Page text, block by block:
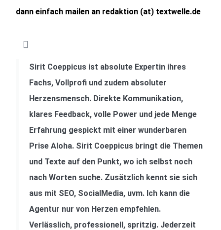
dann einfach mailen an redaktion (at) textwelle.de
Sirit Coeppicus ist absolute Expertin ihres
Fachs, Vollprofi und zudem absoluter
Herzensmensch. Direkte Kommunikation,
klares Feedback, volle Power und jede Menge
Erfahrung gespickt mit einer wunderbaren
Prise Aloha. Sirit Coeppicus bringt die Themen
und Texte auf den Punkt, wo ich selbst noch
nach Worten suche. Zusätzlich kennt sie sich
aus mit SEO, SocialMedia, uvm. Ich kann die
Agentur nur von Herzen empfehlen.
Verlässlich, professionell, spritzig. Jederzeit